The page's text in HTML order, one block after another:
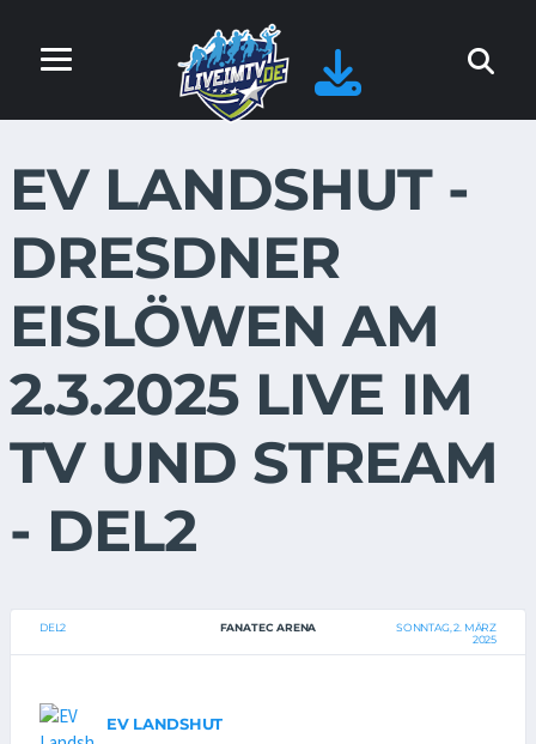
EV LANDSHUT -
DRESDNER
EISLÖWEN AM
2.3.2025 LIVE IM
TV UND STREAM
- DEL2
DEL2 FANATEC ARENA
SONNTAG, 2. MÄRZ
2025
EV LANDSHUT